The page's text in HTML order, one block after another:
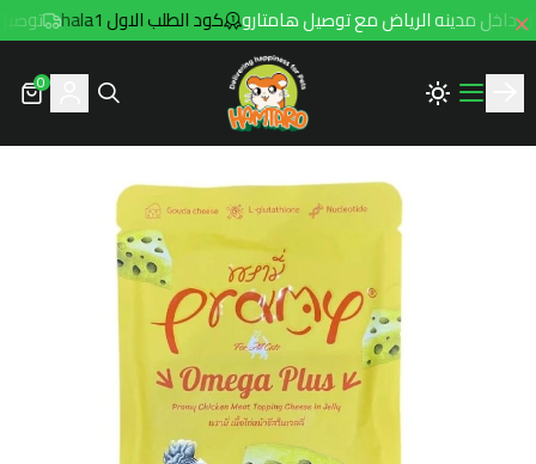
كود الطلب الاول hala1 توصيل مجاني
Hamtaro
0